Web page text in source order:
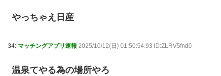
やっちゃえ日産
34: マッチングアプリ速報 2025/10/12(日) 01:50:54.93 ID:ZLRV5fnd0
温泉てやる為の場所やろ